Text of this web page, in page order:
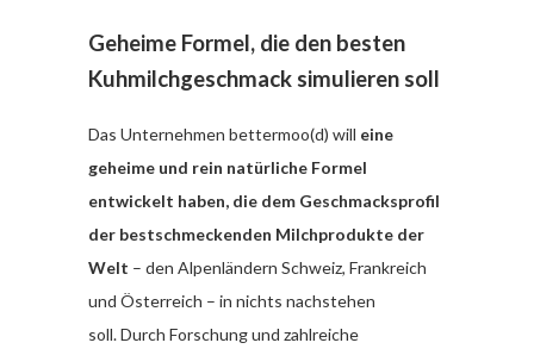
Geheime Formel, die den besten
Kuhmilchgeschmack simulieren soll
Das Unternehmen bettermoo(d) will eine
geheime und rein natürliche Formel
entwickelt haben, die dem Geschmacksprofil
der bestschmeckenden Milchprodukte der
Welt – den Alpenländern Schweiz, Frankreich
und Österreich – in nichts nachstehen
soll. Durch Forschung und zahlreiche